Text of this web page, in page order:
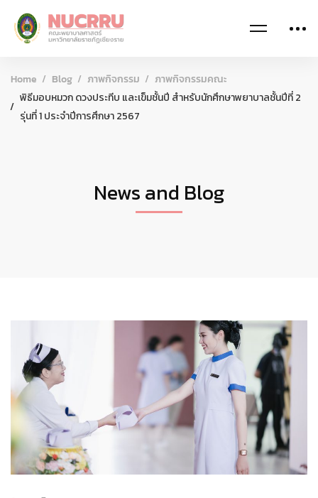
Home Blog ภาพกิจกรรม
ภาพกิจกรรมคณะ
พิธีมอบหมวก ดวงประทีบ และเข็มชั้นปี สำหรับนักศึกษาพยาบาลชั้นปีที่ 2
รุ่นที่ 1 ประจำปีการศึกษา 2567
News and Blog